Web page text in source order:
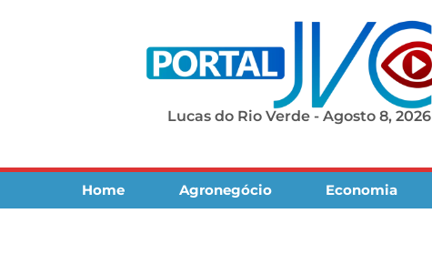
Lucas do Rio Verde - Agosto 8, 2026
Home Agronegócio Economia